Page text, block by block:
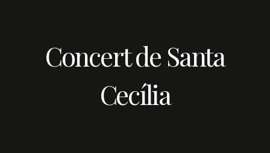
Concert de Santa
Cecília